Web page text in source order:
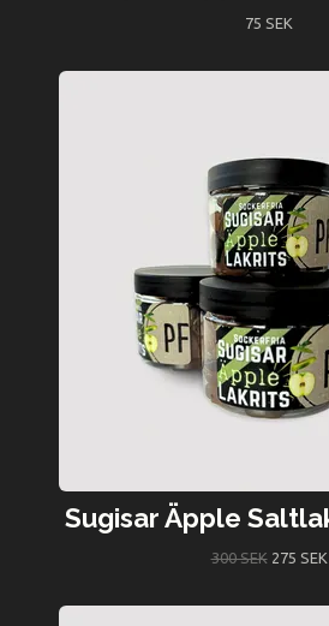
75 SEK
Sugisar Äpple
300 SEK 275 SEK